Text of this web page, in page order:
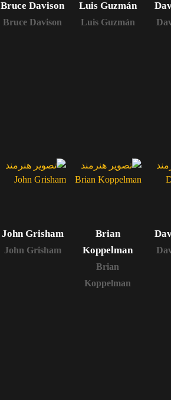
Luis Guzmán
Luis Guzmán
Bruce Davison
Bruce Davison
Brian
Koppelman
Brian
Koppelman
John Grisham
John Grisham